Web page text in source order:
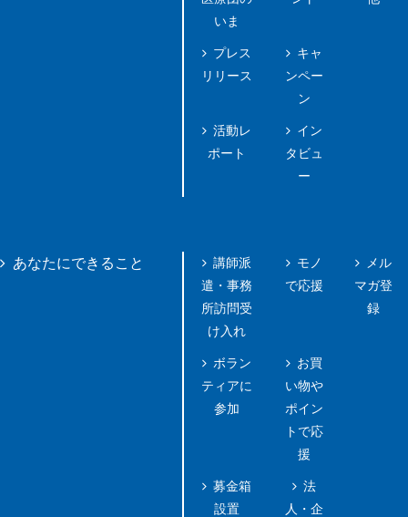
いま
プレス
リリース
活動レ
ポート
キャ
ンペー
ン
イン
タビュ
ー
あなたにできること
講師派
遣・事務
所訪問受
け入れ
ボラン
ティアに
参加
募金箱
設置
モノ
で応援
お買
い物や
ポイン
トで応
援
法
人・企
メル
マガ登
録